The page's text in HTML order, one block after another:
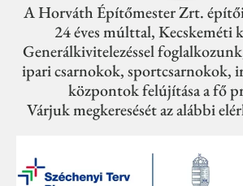
A Horváth Építőmester Zrt.
24 éves múlttal, Kecskeméti
Generálkivitelezéssel
ipari csarnokok, sportcsarnokok,
központok felújítása a fő
Várjuk megkeresését az alábbi